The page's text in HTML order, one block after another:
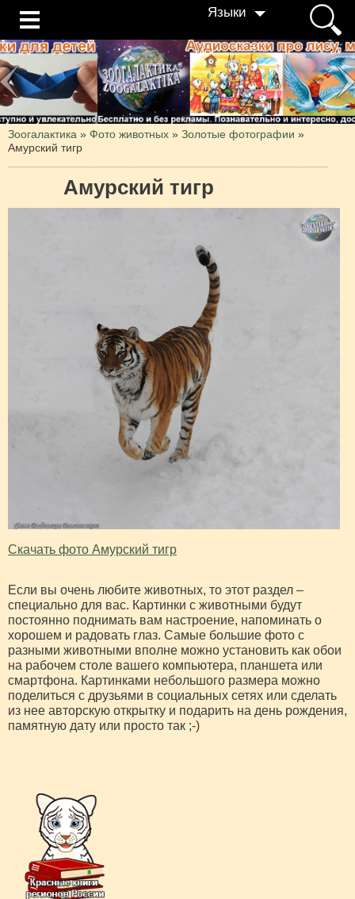
Языки
Зоогалактика » Фото животных » Золотые фотографии »
Амурский тигр
Амурский тигр
Скачать фото Амурский тигр
Если вы очень любите животных, то этот раздел –
специально для вас. Картинки с животными будут
постоянно поднимать вам настроение, напоминать о
хорошем и радовать глаз. Самые большие фото с
разными животными вполне можно установить как обои
на рабочем столе вашего компьютера, планшета или
смартфона. Картинками небольшого размера можно
поделиться с друзьями в социальных сетях или сделать
из нее авторскую открытку и подарить на день рождения,
памятную дату или просто так ;-)